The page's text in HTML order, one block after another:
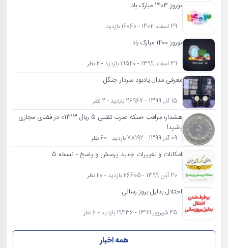
نوروز 1403 مبارک باد
29 اسفند 1402 - 16060 بازدید
نوروز 1400 مبارک باد
29 اسفند 1399 - 19540 بازدید - 2 نظر
معرفی مدال یادبود سردار جنگل
15 آذر 1399 - 26967 بازدید - 2 نظر
هشدار؛ مراقب «سکه ضرب تقلبی 5 ریال 1313» در فضای مجازی
باشید!
09 آذر 1399 - 78192 بازدید - 60 نظر
امکانات و تغییرات جدید پرسش و پاسخ - نسخه 5
20 آبان 1399 - 26605 بازدید - 20 نظر
اختلال بدلیل بروز رسانی
25 شهریور 1399 - 19436 بازدید - 6 نظر
همه اخبار